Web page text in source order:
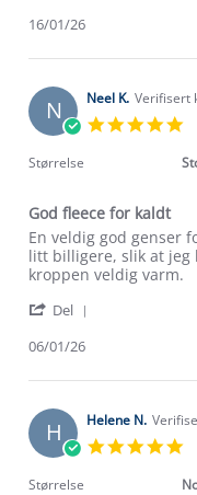
on
Jan
Sina
on
16
Jan
16/01/26
N Neel K. Verifisert
Størrelse
God fleece for kaldt
Review
by
Neel
on
Jan
review
stating
God
for
En veldig god genser
litt billigere, slik at jeg
kroppen veldig varm.
Del
Neel
on
6
Jan
06/01/26
H Helene N.
Størrelse